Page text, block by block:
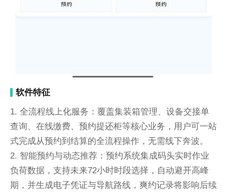
软件特征
1. 全流程线上化服务：覆盖集装箱管理、设备交接单
查询、在线缴费、预约提还柜等核心业务，用户可一站
式完成从预约到结算的全流程操作，无需线下奔波。
2. 智能预约与动态推荐：预约系统集成码头实时作业
负荷数据，支持未来72小时时段选择，自动避开高峰
期，并生成电子凭证与导航路线，爽约记录将影响后续